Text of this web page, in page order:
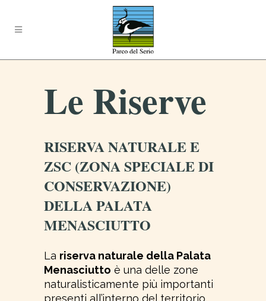
Le Riserve
RISERVA NATURALE E
ZSC (ZONA SPECIALE DI
CONSERVAZIONE)
DELLA PALATA
MENASCIUTTO
La riserva naturale della Palata
Menasciutto è una delle zone
naturalisticamente più importanti
presenti all’interno del territorio